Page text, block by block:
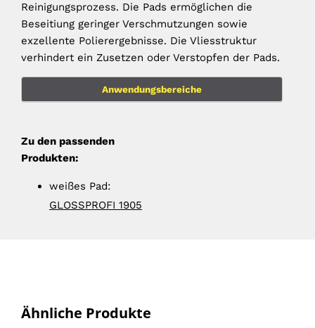
Reinigungsprozess. Die Pads ermöglichen die
Beseitiung geringer Verschmutzungen sowie
exzellente Polierergebnisse. Die Vliesstruktur
verhindert ein Zusetzen oder Verstopfen der Pads.
Anwendungsbereiche
Zu den passenden
Produkten:
weißes Pad:
GLOSSPROFI 1905
Ähnliche Produkte